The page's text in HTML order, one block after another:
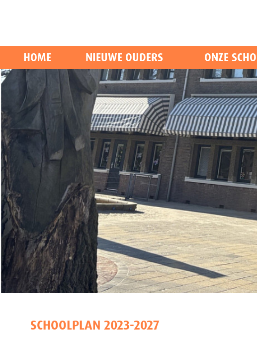
HOME NIEUWE OUDERS ONZE
SCHOOLPLAN 2023-2027